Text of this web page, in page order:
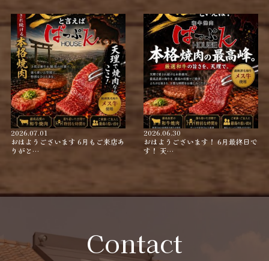
2026.07.01
おはようございます 6月もご来店あ
りがと…
2026.06.30
おはようございます！ 6月最終日で
す！ 天…
Contact